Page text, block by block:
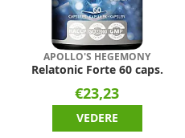
APOLLO'S HEGEMONY
Relatonic Forte 60 caps.
€23,23
VEDERE